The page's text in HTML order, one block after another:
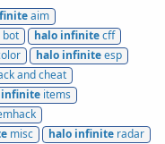
aim
bot halo infinitecff
halo infiniteesp
and cheat
infinite items
misc halo infinite radar